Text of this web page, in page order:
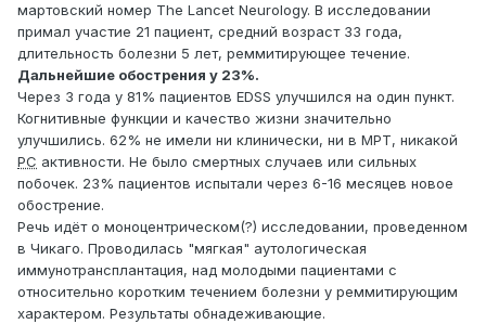
мартовский номер The Lancet Neurology. В исследовании
примал участие 21 пациент, средний возраст 33 года,
длительность болезни 5 лет, реммитирующее течение.
Дальнейшие обострения у 23%.
Через 3 года у 81% пациентов EDSS улучшился на один пункт.
Когнитивные функции и качество жизни значительно
улучшились. 62% не имели ни клинически, ни в МРТ, никакой
РС активности. Не было смертных случаев или сильных
побочек. 23% пациентов испытали через 6-16 месяцев новое
обострение.
Речь идёт о моноцентрическом(?) исследовании, проведенном
в Чикаго. Проводилась "мягкая" аутологическая
иммунотрансплантация, над молодыми пациентами с
относительно коротким течением болезни у реммитирующим
характером. Результаты обнадеживающие.